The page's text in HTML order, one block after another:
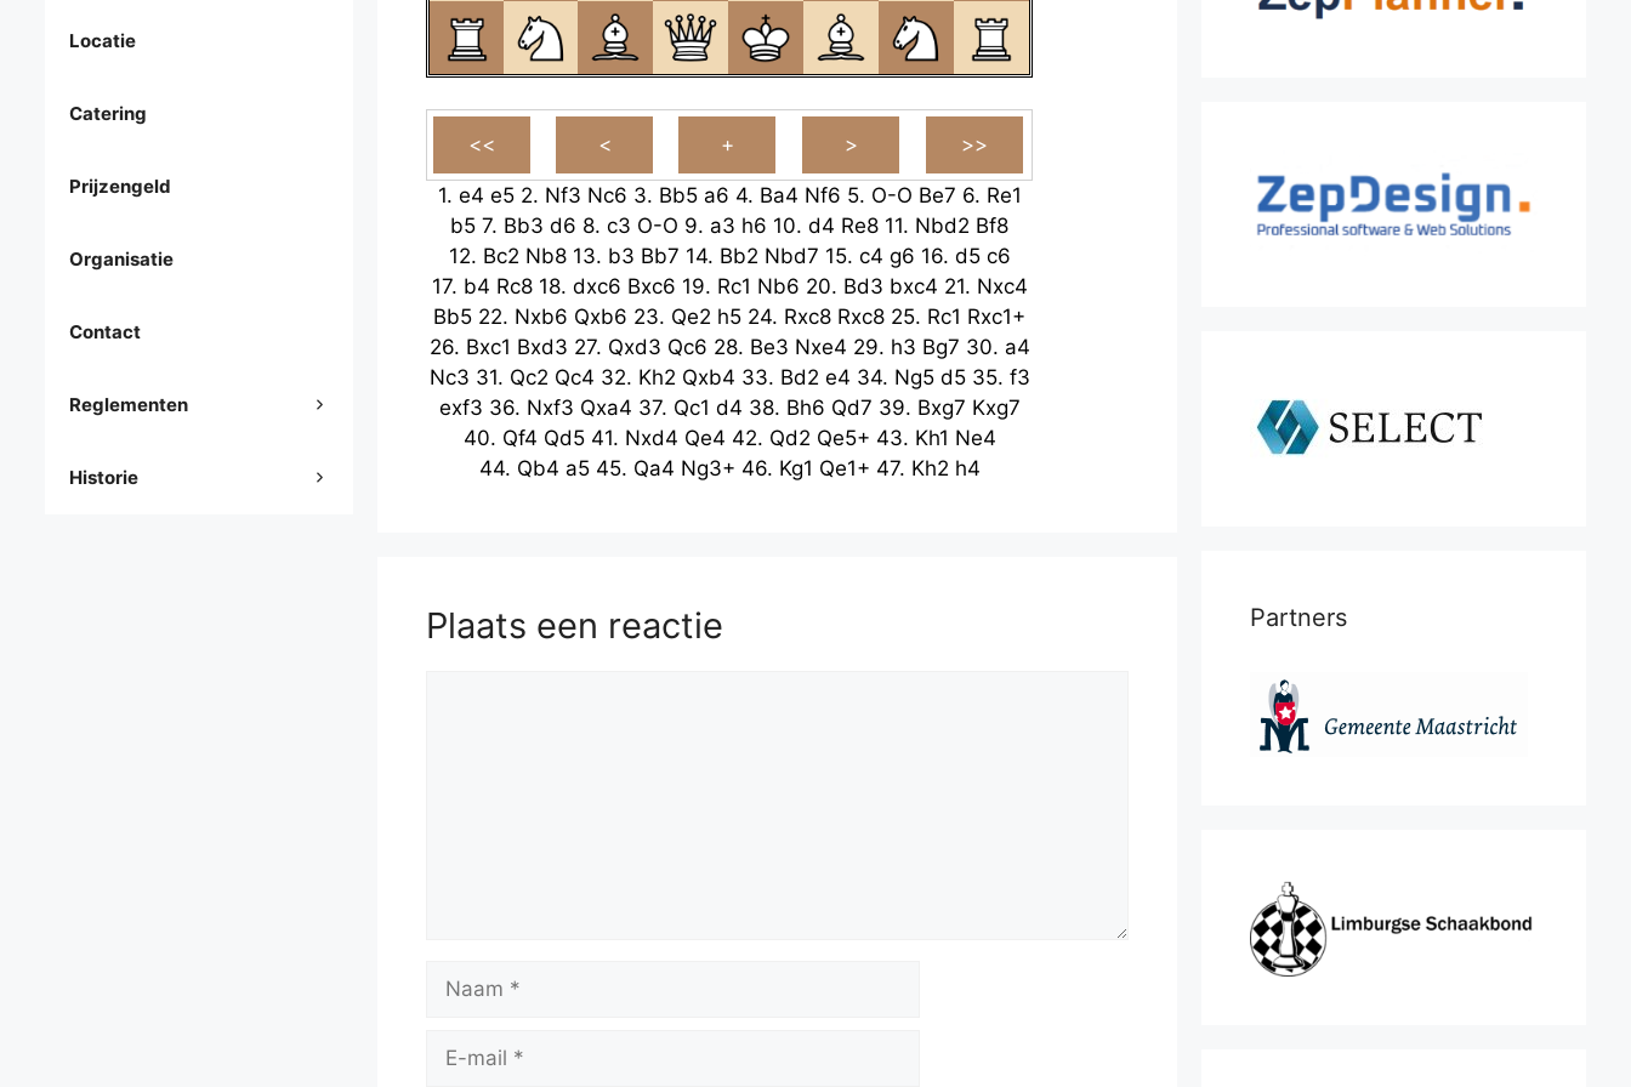
1. e4 e5 2. Nf3 Nc6 3. Bb5 a6 4. Ba4 Nf6 5. O-O Be7 6. Re1
b5 7. Bb3 d6 8. c3 O-O 9. a3 h6 10. d4 Re8 11. Nbd2 Bf8
12. Bc2 Nb8 13. b3 Bb7 14. Bb2 Nbd7 15. c4 g6 16. d5 c6
17. b4 Rc8 18. dxc6 Bxc6 19. Rc1 Nb6 20. Bd3 bxc4 21. Nxc4
Bb5 22. Nxb6 Qxb6 23. Qe2 h5 24. Rxc8 Rxc8 25. Rc1 Rxc1+
26. Bxc1 Bxd3 27. Qxd3 Qc6 28. Be3 Nxe4 29. h3 Bg7 30. a4
Nc3 31. Qc2 Qc4 32. Kh2 Qxb4 33. Bd2 e4 34. Ng5 d5 35. f3
exf3 36. Nxf3 Qxa4 37. Qc1 d4 38. Bh6 Qd7 39. Bxg7 Kxg7
40. Qf4 Qd5 41. Nxd4 Qe4 42. Qd2 Qe5+ 43. Kh1 Ne4
44. Qb4 a5 45. Qa4 Ng3+ 46. Kg1 Qe1+ 47. Kh2 h4
Plaats een reactie
mail
Locatie
Catering
Prijzengeld
Organisatie
Contact
Reglementen
Historie
Partners